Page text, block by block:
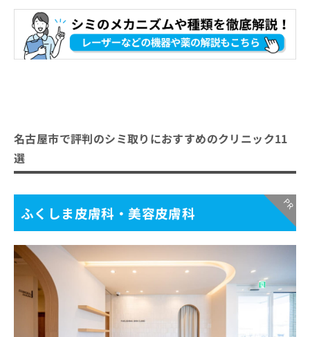
名古屋市で評判のシミ取りにおすすめのクリニック11
選
ふくしま皮膚科・美容皮膚科